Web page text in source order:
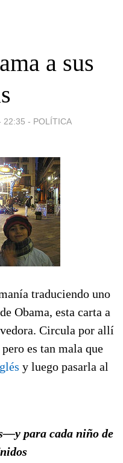
a sus
22:35 - POLÍTICA
traduciendo uno
Obama, esta carta a
Circula por allí
es tan mala que
y luego pasarla al
para cada niño de